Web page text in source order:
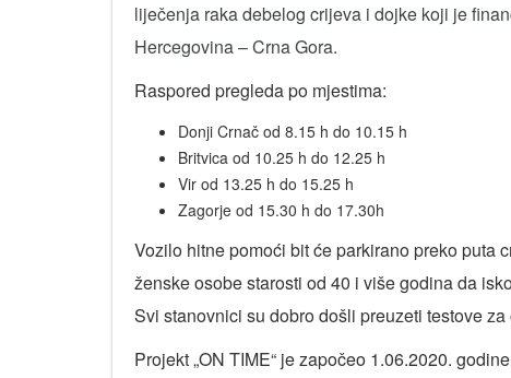
liječenja raka debelog crijeva i dojke koji je
Hercegovina – Crna Gora.
Raspored pregleda po mjestima:
Donji Crnač od 8.15 h do 10.15 h
Britvica od 10.25 h do 12.25 h
Vir od 13.25 h do 15.25 h
Zagorje od 15.30 h do 17.30h
Vozilo hitne pomoći bit će parkirano preko puta
ženske osobe starosti od 40 i više godina da
Svi stanovnici su dobro došli preuzeti testove
Projekt „ON TIME“ je započeo 1.06.2020.